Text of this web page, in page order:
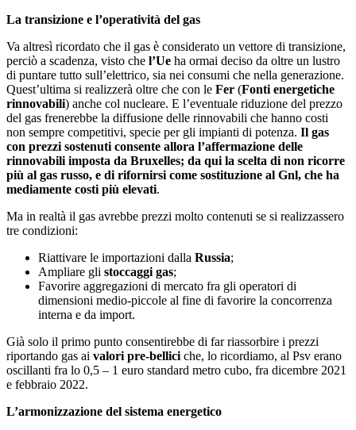
La transizione e l’operatività del gas
Va altresì ricordato che il gas è considerato un vettore di transizione,
perciò a scadenza, visto che l’Ue ha ormai deciso da oltre un lustro
di puntare tutto sull’elettrico, sia nei consumi che nella generazione.
Quest’ultima si realizzerà oltre che con le Fer (Fonti energetiche
rinnovabili) anche col nucleare. E l’eventuale riduzione del prezzo
del gas frenerebbe la diffusione delle rinnovabili che hanno costi
non sempre competitivi, specie per gli impianti di potenza. Il gas
con prezzi sostenuti consente allora l’affermazione delle
rinnovabili imposta da Bruxelles; da qui la scelta di non ricorre
più al gas russo, e di rifornirsi come sostituzione al Gnl, che ha
mediamente costi più elevati.
Ma in realtà il gas avrebbe prezzi molto contenuti se si realizzassero
tre condizioni:
Riattivare le importazioni dalla Russia;
Ampliare gli stoccaggi gas;
Favorire aggregazioni di mercato fra gli operatori di
dimensioni medio-piccole al fine di favorire la concorrenza
interna e da import.
Già solo il primo punto consentirebbe di far riassorbire i prezzi
riportando gas ai valori pre-bellici che, lo ricordiamo, al Psv erano
oscillanti fra lo 0,5 – 1 euro standard metro cubo, fra dicembre 2021
e febbraio 2022.
L’armonizzazione del sistema energetico